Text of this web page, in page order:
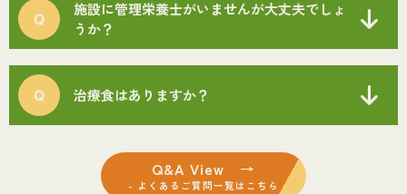
施設に管理栄養士がいませんが大丈夫でしょ
うか？
治療食はありますか？
Q&A View →
- よくあるご質問一覧はこちら